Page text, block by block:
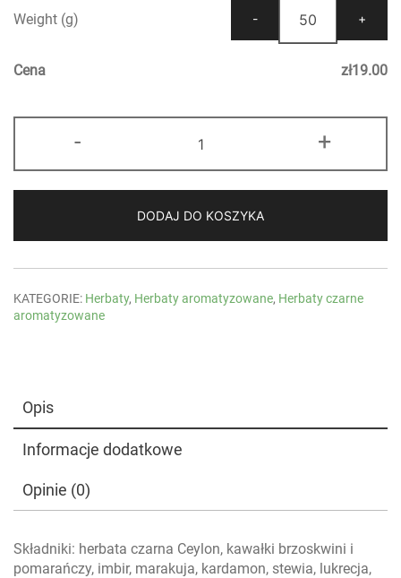
Weight (g)
Cena zł19.00
-
Brzoskwiniowa
z
Imbirem
+
DODAJ DO KOSZYKA
KATEGORIE: Herbaty, Herbaty aromatyzowane, Herbaty czarne
aromatyzowane
Opis
Informacje dodatkowe
Opinie (0)
Składniki: herbata czarna Ceylon, kawałki brzoskwini i
pomarańczy, imbir, marakuja, kardamon, stewia, lukrecja,